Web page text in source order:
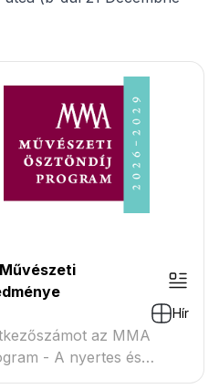
Hír
az MMA
- A nyertes és
megtekinthető a